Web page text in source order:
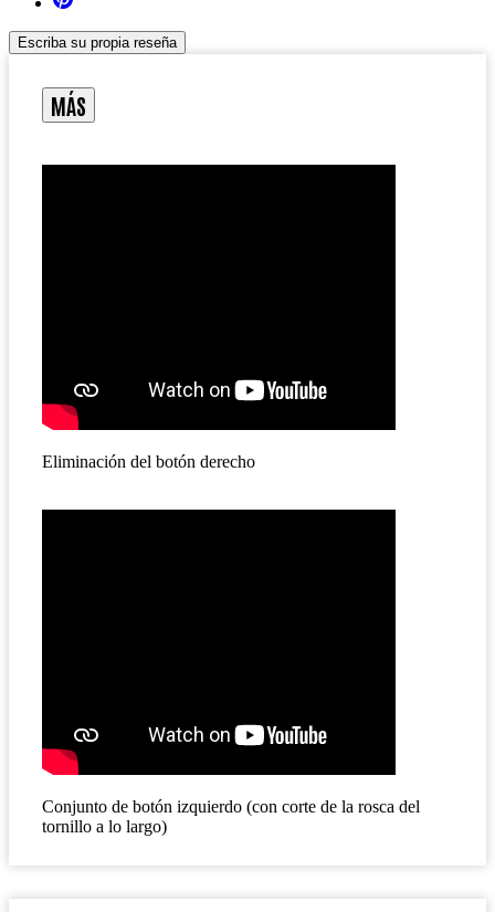
Escriba su propia reseña
MÁS
Eliminación del botón derecho
Conjunto de botón izquierdo (con corte de la rosca del
tornillo a lo largo)